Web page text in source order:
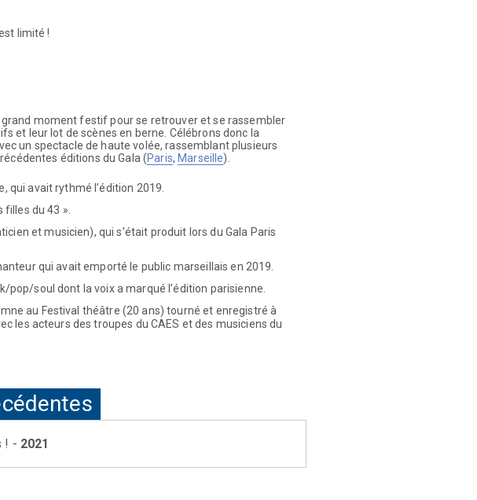
limité !
moment festif pour se retrouver et se rassembler
et leur lot de scènes en berne. Célébrons donc la
un spectacle de haute volée, rassemblant plusieurs
éditions du Gala (Paris, Marseille).
qui avait rythmé l’édition 2019.
filles du 43 ».
et musicien), qui s’était produit lors du Gala Paris
qui avait emporté le public marseillais en 2019.
pop/soul dont la voix a marqué l’édition parisienne.
au Festival théâtre (20 ans) tourné et enregistré à
les acteurs des troupes du CAES et des musiciens du
! - 2021